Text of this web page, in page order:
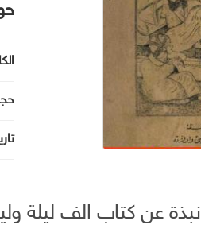
نبذة عن كتاب الف ليلة